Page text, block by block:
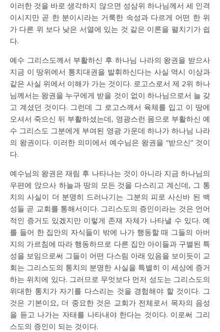
이러한 것을 바로 생각하지 않으면 성삼위 하나님께서 세 인격
이시지만 곧 한 분이시라는 거룩한 속성과 다르게 어떤 한 위
가 다른 위 보다 낮은 서열에 있는 것 같은 이론을 펼치기가 쉽
다.
예수 그리스도께서 부활하신 후 하나님 나라의 왕권을 받으사
지금 이 땅위에서 통치대권을 발휘하신다는 사실 역시 이상과
같은 사실 위에서 이해가 가는 것이다. 로고스로서 제 2위 하나
님께서는 왕권을 누구에게 받을 것이 없이 하나님으로서 늘 갖
고 계셨던 것이다. 그런데 그 로고스께서 육체를 입고 이 땅에
오셔서 죽으신 뒤 부활하셨는데, 영광스런 몸으로 부활하신 예
수 그리스도 그분에게 부여된 영광 가운데 하나가 하나님 나라
의 왕권이다. 이러한 의미에서 예수님은 왕권을 “받으신” 것이
다.
예수님의 왕권은 재림 후 나타나는 것이 아니라 지금 하나님의
우편에 앉으사 하늘과 땅의 모든 것을 다스리고 계신데, 그 통
치의 사실이 더 분명히 드러나기는 그분의 피로 사신바 된 백
성들 곧 교회를 통해서이다. 그리스도의 증인이라는 것은 언어
적인 증거도 있겠지만 이렇게 존재 자체가 나타낼 수 있다. 예
를 들어 한 집안의 자식들이 밖에 나가 행동할 때 그들의 아버
지의 가르침에 따라 행동하므로 다른 집안 아이들과 구별된 특
성을 보임으로써 그들이 어떤 다스림 아래 있음을 보이듯이 교
회는 그리스도의 통치의 분명한 사실을 특별히 이 세상에 증거
하는 위치에 있다. 그러므로 무엇보다 먼저 성도는 그리스도의
위대한 통치가 자기를 다스리는 것을 경험해야 할 것이다. 그
것은 기본이요, 더 중요한 것은 교회가 전체로서 목자의 음성
을 듣고 나가는 자태를 나타내야 한다는 것이다. 이로써 그리
스도의 증인이 되는 것이다.